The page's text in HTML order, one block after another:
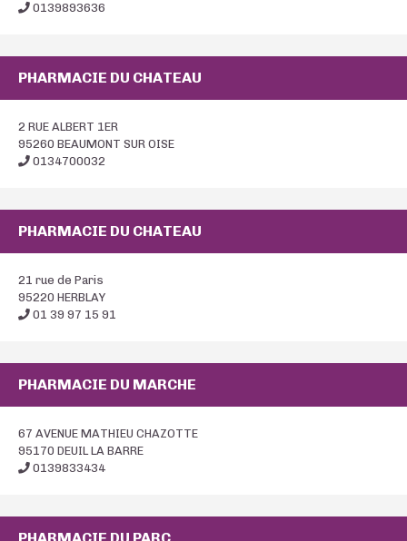
0139893636
PHARMACIE DU CHATEAU
2 RUE ALBERT 1ER
95260 BEAUMONT SUR OISE
0134700032
PHARMACIE DU CHATEAU
21 rue de Paris
95220 HERBLAY
01 39 97 15 91
PHARMACIE DU MARCHE
67 AVENUE MATHIEU CHAZOTTE
95170 DEUIL LA BARRE
0139833434